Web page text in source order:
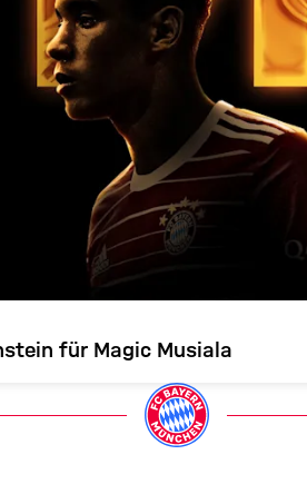
für Magic Musiala